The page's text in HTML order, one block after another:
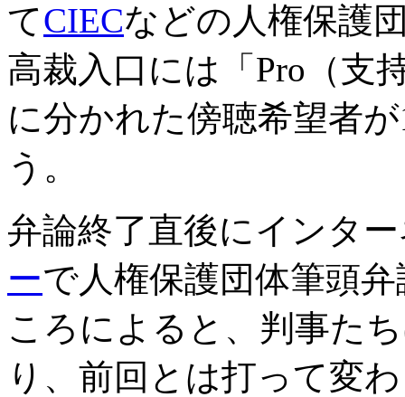
てCIECなどの人権保護
高裁入口には「Pro（支
に分かれた傍聴希望者
う。
弁論終了直後にインタ
ーで人権保護団体筆頭
ころによると、判事た
り、前回とは打って変